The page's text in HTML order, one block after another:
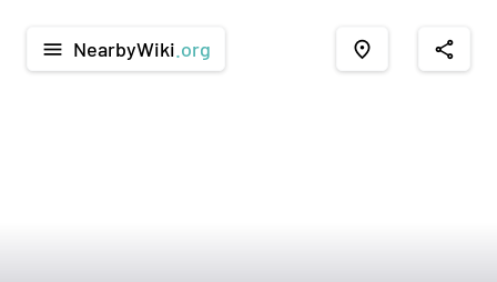
menu NearbyWiki .org place share